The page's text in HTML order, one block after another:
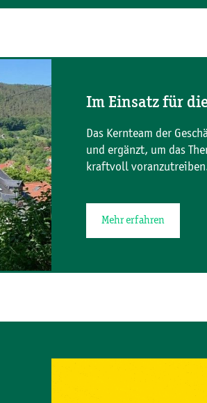
Im Einsatz für
Das Kernteam der
und ergänzt, um das
kraftvoll
Mehr erfahren